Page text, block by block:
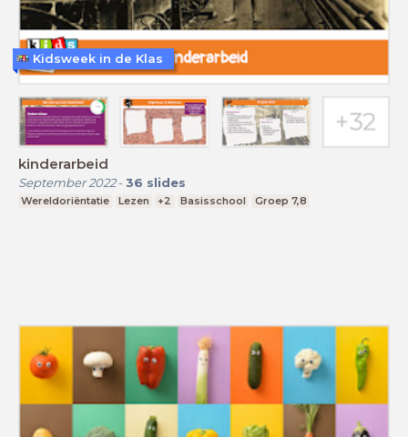
kinderarbeid
September 2022- 36 slides
Wereldoriëntatie Lezen +2 Basisschool Groep 7,8
Kidsweek in de Klas